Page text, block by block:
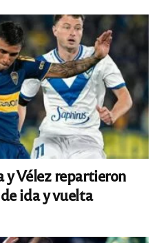
y Vélez repartieron
ida y vuelta